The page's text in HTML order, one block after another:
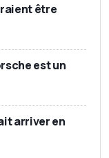
être
est un
arriver en